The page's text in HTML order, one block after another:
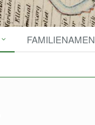
FAMILIENAMEN